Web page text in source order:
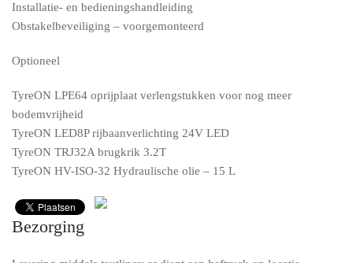
Installatie- en bedieningshandleiding
Obstakelbeveiliging – voorgemonteerd
Optioneel
TyreON LPE64 oprijplaat verlengstukken voor nog meer
bodemvrijheid
TyreON LED8P rijbaanverlichting 24V LED
TyreON TRJ32A brugkrik 3.2T
TyreON HV-ISO-32 Hydraulische olie – 15 L
Bezorging